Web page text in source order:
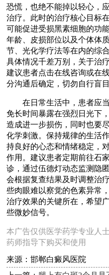
恐慌，也绝不能掉以轻心，
治疗。此时的治疗核心目标
可能促进受损黑素细胞的功
年龄、皮损部位以及个体体
节、光化学疗法等在内的综
具体情况千差万别，关于治
建议患者点击在线咨询或在
分沟通后确定，切勿自行盲
在日常生活中，患者应
免长时间暴露在强烈日光下
造成进一步损伤，同时也要
化学刺激。保持规律的生活
持良好的心态和情绪稳定，
作用。建议患者定期前往石
诊，通过伍德灯动态监测隐
会根据复查结果及时调整治
些肉眼难以察觉的色素异常
治疗效果的关键所在，希望
些微妙信号。
本广告仅供医学药学专业人
药师指导下购买和使用
来源：邯郸白癜风医院